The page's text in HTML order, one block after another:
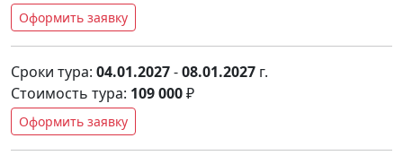
Оформить заявку
Сроки тура: 04.01.2027-08.01.2027 г.
Стоимость тура: 109 000₽
Оформить заявку